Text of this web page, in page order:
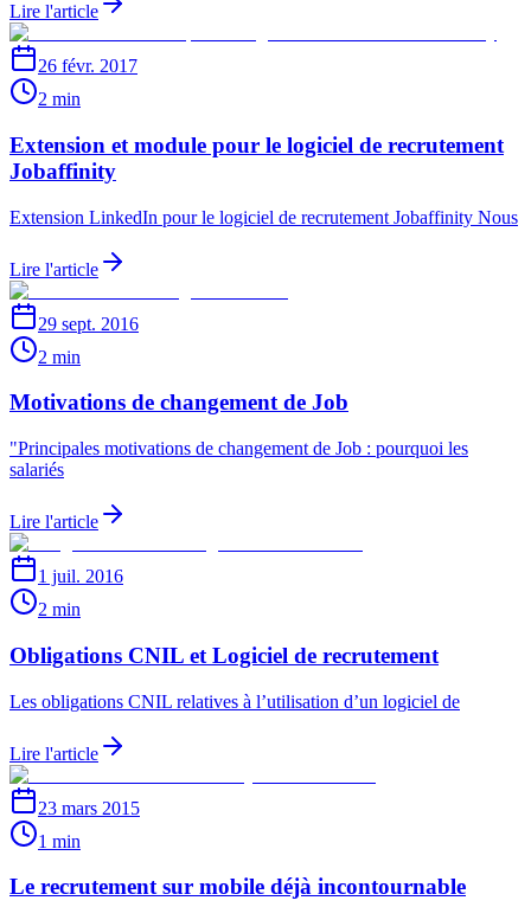
Lire l'article
26 févr. 2017
2 min
Extension et module pour le logiciel de recrutement
Jobaffinity
Extension LinkedIn pour le logiciel de recrutement Jobaffinity Nous
Lire l'article
29 sept. 2016
2 min
Motivations de changement de Job
"Principales motivations de changement de Job : pourquoi les
salariés
Lire l'article
1 juil. 2016
2 min
Obligations CNIL et Logiciel de recrutement
Les obligations CNIL relatives à l’utilisation d’un logiciel de
Lire l'article
23 mars 2015
1 min
Le recrutement sur mobile déjà incontournable